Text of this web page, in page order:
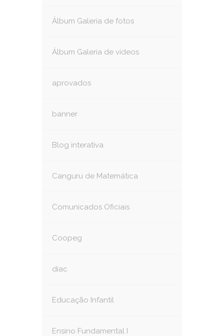
Álbum Galeria de fotos
Álbum Galeria de vídeos
aprovados
banner
Blog interativa
Canguru de Matemática
Comunicados Oficiais
Coopeg
diac
Educação Infantil
Ensino Fundamental I